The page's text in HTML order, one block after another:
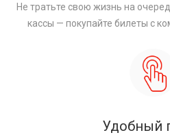
Не тратьте свою жизнь на
кассы — покупайте билеты с
Удобный